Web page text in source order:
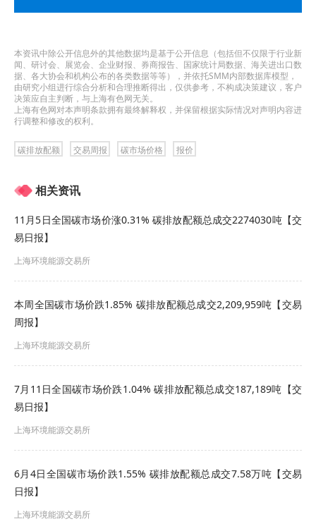
全国碳排放权交易机构成立前，全国碳排放权交易
除生态环境部公开的全国碳排放权交易信息外，未
经交易机构同意，其他任何机构和个人不得擅自发
交情况等公开信息，如需转载需注明出处。擅自发
布、转载未注明出处或转载非交易机构发布的全国
碳排放权交易信息的机构或个人，交易机构有权依
本资讯中除公开信息外的其他数据均是基于公开信息（包括但不仅限于行业新
闻、研讨会、展览会、企业财报、券商报告、国家统计局数据、海关进出口数
据、各大协会和机构公布的各类数据等等），并依托SMM内部数据库模型，
由研究小组进行综合分析和合理推断得出，仅供参考，不构成决策建议，客户
决策应自主判断，与上海有色网无关。
上海有色网对本声明条款拥有最终解释权，并保留根据实际情况对声明内容进
行调整和修改的权利。
碳排放配额 交易周报 碳市场价格 报价
相关资讯
11月5日全国碳市场价涨0.31% 碳排放配额总成交2274030吨【交
易日报】
上海环境能源交易所
本周全国碳市场价跌1.85% 碳排放配额总成交2,209,959吨【交易
周报】
上海环境能源交易所
7月11日全国碳市场价跌1.04% 碳排放配额总成交187,189吨【交
易日报】
上海环境能源交易所
6月4日全国碳市场价跌1.55% 碳排放配额总成交7.58万吨【交易
日报】
上海环境能源交易所